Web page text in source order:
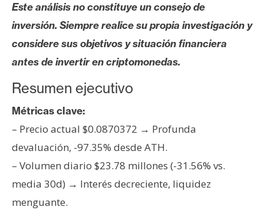
N
o
t
a
s
d
P
r
e
s
a
Este análisis no constituye un consejo de
inversión. Siempre realice su propia investigación y
considere sus objetivos y situación financiera
antes de invertir en criptomonedas.
Resumen ejecutivo
Métricas clave:
– Precio actual $0.0870372 → Profunda
devaluación, -97.35% desde ATH.
– Volumen diario $23.78 millones (-31.56% vs.
media 30d) → Interés decreciente, liquidez
menguante.